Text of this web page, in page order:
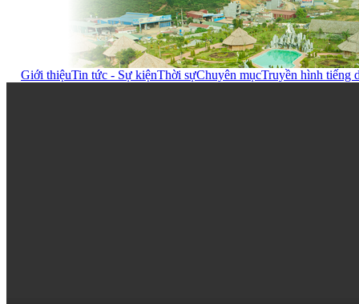
Giới thiệuTin tức - Sự kiệnThời sựChuyên mụcTruyền hình tiếng